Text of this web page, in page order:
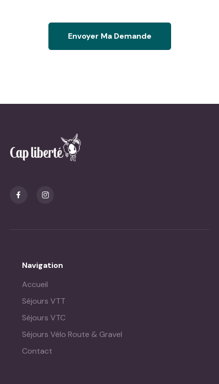
Envoyer Ma Demande
Navigation
Accueil
Séjours VTT
Séjours VTC
Séjours Vélo Route & Gravel
Contact